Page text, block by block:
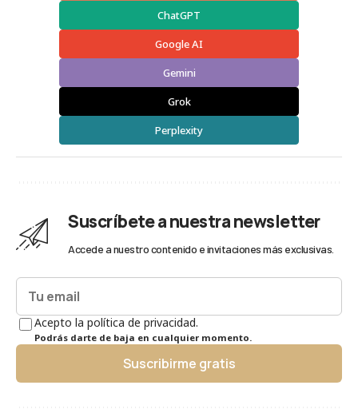
ChatGPT
Google AI
Gemini
Grok
Perplexity
Suscríbete a nuestra newsletter
Accede a nuestro contenido e invitaciones más exclusivas.
Acepto la política de privacidad.
Podrás darte de baja en cualquier momento.
Suscribirme gratis